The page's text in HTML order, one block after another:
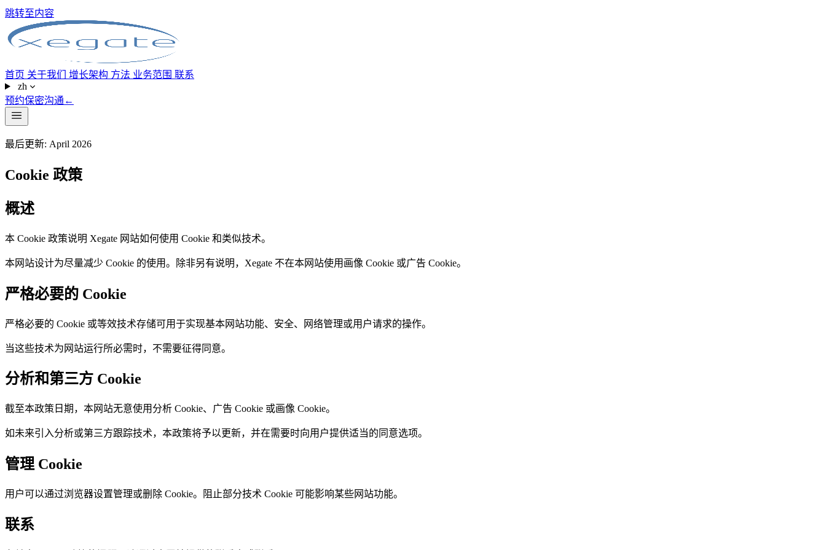
跳转至内容
首页 关于我们 增长架构 方法 业务范围 联系
zh
预约保密沟通 ←
最后更新: April 2026
Cookie 政策
概述
本 Cookie 政策说明 Xegate 网站如何使用 Cookie 和类似技术。
本网站设计为尽量减少 Cookie 的使用。除非另有说明，Xegate 不在本网站使用画像 Cookie 或广告 Cookie。
严格必要的 Cookie
严格必要的 Cookie 或等效技术存储可用于实现基本网站功能、安全、网络管理或用户请求的操作。
当这些技术为网站运行所必需时，不需要征得同意。
分析和第三方 Cookie
截至本政策日期，本网站无意使用分析 Cookie、广告 Cookie 或画像 Cookie。
如未来引入分析或第三方跟踪技术，本政策将予以更新，并在需要时向用户提供适当的同意选项。
管理 Cookie
用户可以通过浏览器设置管理或删除 Cookie。阻止部分技术 Cookie 可能影响某些网站功能。
联系